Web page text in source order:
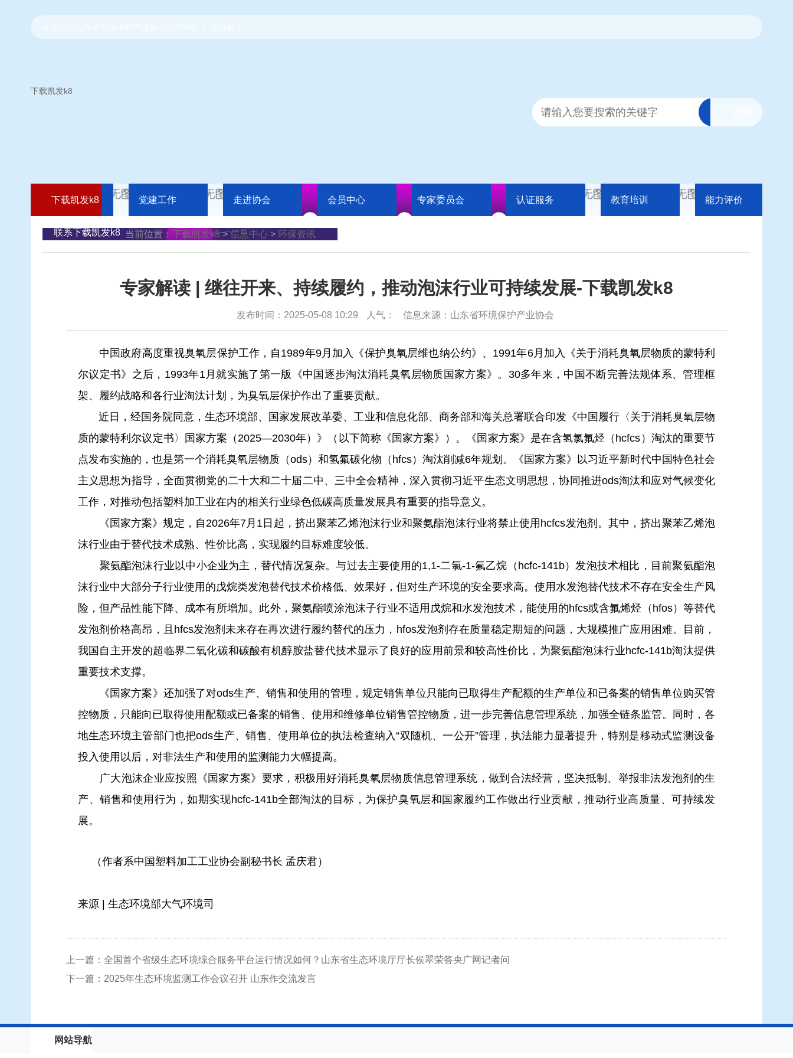
下载凯发k8
下载凯发k8 党建工作 走进协会 会员中心 专家委员会 认证服务 教育培训 能力评价
联系下载凯发k8 当前位置： 下载凯发k8>信息中心 > 环保资讯
专家解读 | 继往开来、持续履约，推动泡沫行业可持续发展-下载凯发k8
发布时间：2025-05-08 10:29 人气： 信息来源：山东省环境保护产业协会
中国政府高度重视臭氧层保护工作，自1989年9月加入《保护臭氧层维也纳公约》、1991年6月加入《关于消耗臭氧层物质的蒙特利
尔议定书》之后，1993年1月就实施了第一版《中国逐步淘汰消耗臭氧层物质国家方案》。30多年来，中国不断完善法规体系、管理框
架、履约战略和各行业淘汰计划，为臭氧层保护作出了重要贡献。
近日，经国务院同意，生态环境部、国家发展改革委、工业和信息化部、商务部和海关总署联合印发《中国履行〈关于消耗臭氧层物
质的蒙特利尔议定书〉国家方案（2025—2030年）》
（以下简称《国家方案》） 。《国家方案》是在含氢氯氟烃（hcfcs）淘汰的重要节
点发布实施的，也是第一个消耗臭氧层物质（ods）和氢氟碳化物（hfcs）淘汰削减6年规划。《国家方案》以习近平新时代中国特色社会
主义思想为指导，全面贯彻党的二十大和二十届二中、三中全会精神，深入贯彻习近平生态文明思想，协同推进ods淘汰和应对气候变化
工作，对推动包括塑料加工业在内的相关行业绿色低碳高质量发展具有重要的指导意义。
《国家方案》规定，自2026年7月1日起，挤出聚苯乙烯泡沫行业和聚氨酯泡沫行业将禁止使用hcfcs发泡剂。其中，挤出聚苯乙烯泡
沫行业由于替代技术成熟、性价比高，实现履约目标难度较低。
聚氨酯泡沫行业以中小企业为主，替代情况复杂。与过去主要使用的1,1-二氯-1-氟乙烷（hcfc-141b）发泡技术相比，目前聚氨酯泡
沫行业中大部分子行业使用的戊烷类发泡替代技术价格低、效果好，但对生产环境的安全要求高。使用水发泡替代技术不存在安全生产风
险，但产品性能下降、成本有所增加。此外，聚氨酯喷涂泡沫子行业不适用戊烷和水发泡技术，能使用的hfcs或含氟烯烃（hfos）等替代
发泡剂价格高昂，且hfcs发泡剂未来存在再次进行履约替代的压力，hfos发泡剂存在质量稳定期短的问题，大规模推广应用困难。目前，
我国自主开发的超临界二氧化碳和碳酸有机醇胺盐替代技术显示了良好的应用前景和较高性价比，为聚氨酯泡沫行业hcfc-141b淘汰提供
重要技术支撑。
《国家方案》还加强了对ods生产、销售和使用的管理，规定销售单位只能向已取得生产配额的生产单位和已备案的销售单位购买管
控物质，只能向已取得使用配额或已备案的销售、使用和维修单位销售管控物质，进一步完善信息管理系统，加强全链条监管。
同时，各
地生态环境主管部门也把ods生产、销售、使用单位的执法检查纳入“双随机、一公开”管理，执法能力显著提升，特别是移动式监测设备
投入使用以后，对非法生产和使用的监测能力大幅提高。
广大泡沫企业应按照《国家方案》要求，积极用好消耗臭氧层物质信息管理系统，做到合法经营，坚决抵制、举报非法发泡剂的生
产、销售和使用行为，如期实现hcfc-141b全部淘汰的目标，为保护臭氧层和国家履约工作做出行业贡献，推动行业高质量、可持续发
展。
（作者系中国塑料加工工业协会副秘书长 孟庆君）
来源 | 生态环境部大气环境司
上一篇：全国首个省级生态环境综合服务平台运行情况如何？山东省生态环境厅厅长侯翠荣答央广网记者问
下一篇：2025年生态环境监测工作会议召开 山东作交流发言
网站导航